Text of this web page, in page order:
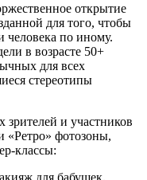
открытие
для того, чтобы
человека по иному.
в возрасте 50+
для всех
стереотипы
зрителей и участников
«Ретро» фотозоны,
классы:
для бабушек.